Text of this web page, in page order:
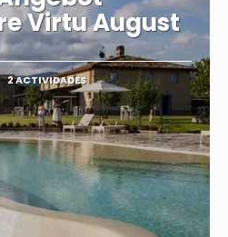
Virtu August
2 ACTIVIDADES